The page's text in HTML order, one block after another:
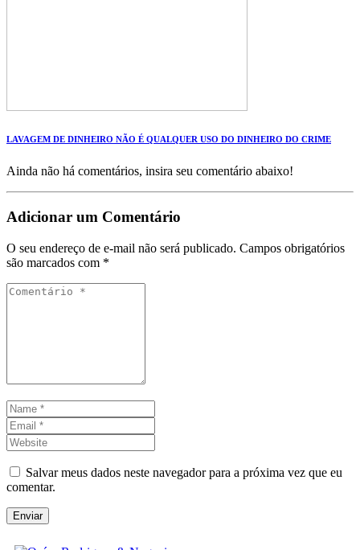
LAVAGEM DE DINHEIRO NÃO É QUALQUER USO DO DINHEIRO DO CRIME
Ainda não há comentários, insira seu comentário abaixo!
Adicionar um Comentário
O seu endereço de e-mail não será publicado. Campos obrigatórios
são marcados com *
Comentário
Name
*Email
*Website
Salvar meus dados neste navegador para a próxima vez que eu
comentar.
Enviar